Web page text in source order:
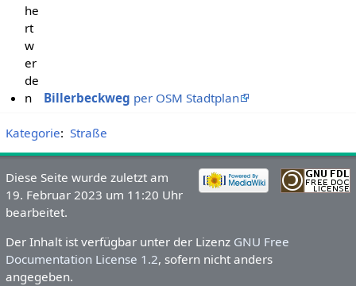
he
rt
w
er
de
n
Billerbeckweg per OSM Stadtplan
Kategorie: Straße
Diese Seite wurde zuletzt am
19. Februar 2023 um 11:20 Uhr
bearbeitet.
Der Inhalt ist verfügbar unter der Lizenz GNU Free
Documentation License 1.2, sofern nicht anders
angegeben.